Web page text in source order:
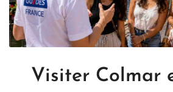
Visiter Colmar